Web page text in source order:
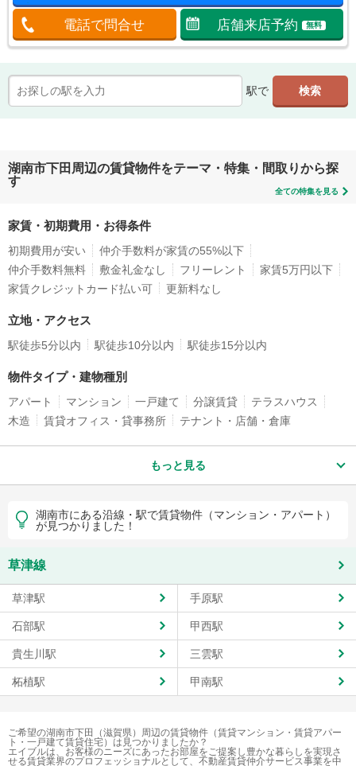
電話で問合せ 店舗来店予約 無料
駅で
湖南市下田周辺の賃貸物件をテーマ・特集・間取りから探
す
全ての特集を見る
家賃・初期費用・お得条件
初期費用が安い
仲介手数料が家賃の55%以下
仲介手数料無料
敷金礼金なし フリーレント
家賃5万円以下
家賃クレジットカード払い可
更新料なし
立地・アクセス
駅徒歩5分以内 駅徒歩10分以内 駅徒歩15分以内
物件タイプ・建物種別
アパート マンション 一戸建て 分譲賃貸
テラスハウス
木造
賃貸オフィス・貸事務所 テナント・店舗・倉庫
もっと見る
湖南市にある沿線・駅で賃貸物件（マンション・アパート）
が見つかりました！
草津線
草津駅 手原駅
石部駅 甲西駅
貴生川駅 三雲駅
柘植駅 甲南駅
ご希望の湖南市下田（滋賀県）周辺の賃貸物件（賃貸マンション・賃貸アパー
ト・一戸建て賃貸住宅）は見つかりましたか？
エイブルは、お客様のニーズにあったお部屋をご提案し豊かな暮らしを実現さ
せる賃貸業界のプロフェッショナルとして、不動産賃貸仲介サービス事業を中